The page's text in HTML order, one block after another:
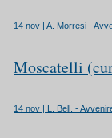
14 nov | A. Morresi -
Moscatelli
14 nov | L. Bell. -